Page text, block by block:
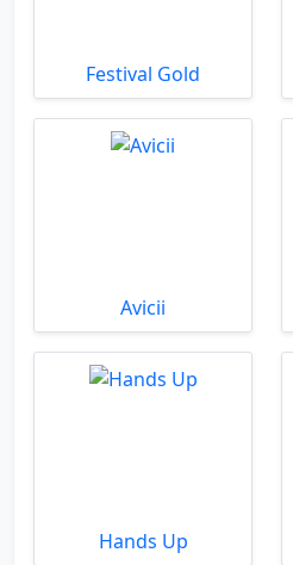
Festival Gold
Avicii
Hands Up